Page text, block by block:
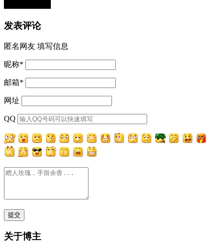
发表评论
匿名网友 填写信息
昵称*
邮箱*
网址
QQ
关于博主